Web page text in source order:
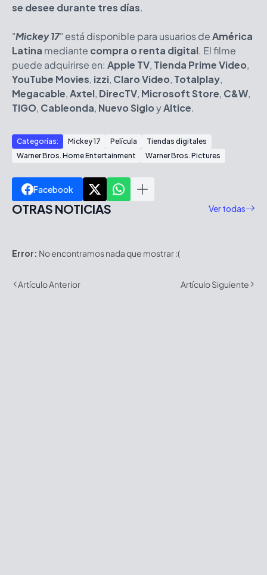
se desee durante tres días.
"Mickey 17" está disponible para usuarios deAmérica
Latina mediante compra o renta digital. El filme
puede adquirirse en: Apple TV, Tienda Prime Video,
YouTube Movies, izzi, Claro Video, Totalplay,
Megacable,Axtel, DirecTV, Microsoft Store, C&W,
TIGO, Cableonda, Nuevo SigloyAltice.
Categorías: Mickey 17 Película
Tiendas digitales
Warner Bros. Home Entertainment
Warner Bros. Pictures
Facebook
OTRAS NOTICIAS Ver todas
Error: No encontramos nada que mostrar :(
Artículo Anterior Artículo Siguiente